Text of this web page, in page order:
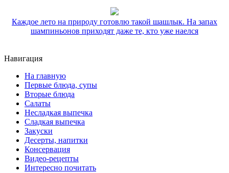
Каждое лето на природу готовлю такой шашлык. На запах
шампиньонов приходят даже те, кто уже наелся
Навигация
На главную
Первые блюда, супы
Вторые блюда
Салаты
Несладкая выпечка
Сладкая выпечка
Закуски
Десерты, напитки
Консервация
Видео-рецепты
Интересно почитать